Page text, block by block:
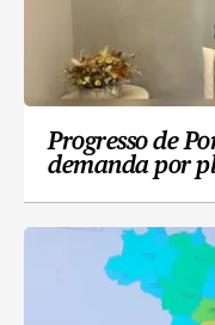
Progresso de
demanda por